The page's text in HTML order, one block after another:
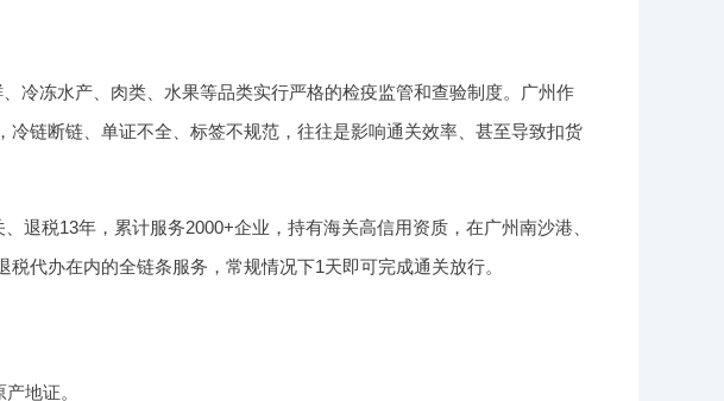
冷冻水产、肉类、水果等品类实行严格的检疫监管和查验制度。广州作
链断链、单证不全、标签不规范，往往是影响通关效率、甚至导致扣货
退税13年，累计服务2000+企业，持有海关高信用资质，在广州南沙港、
代办在内的全链条服务，常规情况下1天即可完成通关放行。
地证。